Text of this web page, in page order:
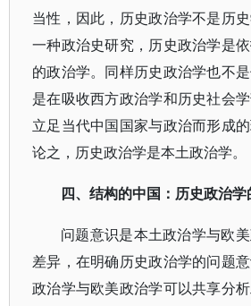
当性，因此，历史政治学不是历
一种政治史研究，历史政治学是
的政治学。同样历史政治学也不
是在吸收西方政治学和历史社会
立足当代中国国家与政治而形成
论之，历史政治学是本土政治学。
四、结构的中国：历史政治学
问题意识是本土政治学与欧
差异，在明确历史政治学的问题
政治学与欧美政治学可以共享分